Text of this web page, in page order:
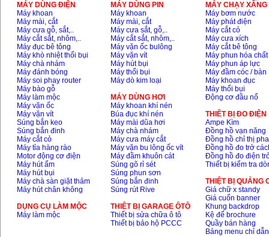
MÁY DÙNG ĐIỆN
Máy khoan
Máy mài, cắt
Máy cưa gỗ, sắt,..
Máy cắt sắt, nhôm,..
Máy đục bê tông
Máy khò nhiệt thổi bụi
Máy chà nhám
Máy đánh bóng
Máy soi phay router
Máy bào gỗ
Máy làm mộc
Máy vặn ốc
Máy vặn vít
Súng bắn keo
Súng bắn đinh
Máy cắt cỏ
Máy tỉa hàng rào
Motor động cơ điện
Máy hút ẩm
Máy hút bụi
Máy chà sàn giặt thảm
Máy hút chân không
DỤNG CỤ LÀM MỘC
Máy làm mộc
MÁY DÙNG PIN
Máy khoan
Máy mài, cắt
Máy cưa sắt, gỗ,..
Máy cắt sắt, nhôm,..
Máy vặn ốc bulông
Máy vặn vít
Máy hút bụi
Máy thổi bụi
Máy dò kim loại
MÁY DÙNG HƠI
Máy khoan khí nén
Búa đục khí nén
Máy mài dũa hơi
Máy chà nhám
Máy cưa máy cắt
Máy vặn bu lông ốc vít
Máy đầm khuôn cát
Súng gõ rỉ sét
Súng phun sơn
Súng bắn đinh
Súng rút Rive
THIÊT BỊ GARAGE ÔTÔ
Thiết bị sửa chữa ô tô
Thiết bị bảo hộ PCCC
MÁY CHẠY
Máy bơm nước
Máy phát điện
Máy cắt cỏ
Máy cưa xích
Máy cắt bê tông
Máy phun hóa chất
Máy phun áp lực
Máy đầm cóc / bàn
Máy khoan đục
Máy thổi bụi
Động cơ đầu nổ
THIÊT BỊ ĐO ĐIỆN
Ampe Kìm
Đồng hồ vạn năng
Đồng hồ chỉ thị pha
Đồng hồ đo trở
Đồng hồ đo điện
Thiết bị kiểm tra
THIỆT BỊ QUẢNG
Giá chữ x standy
Giá cuốn banner
Khung backdrop
Kệ để brochure
Quầy bán hàng
Bảng menu chỉ dẫn